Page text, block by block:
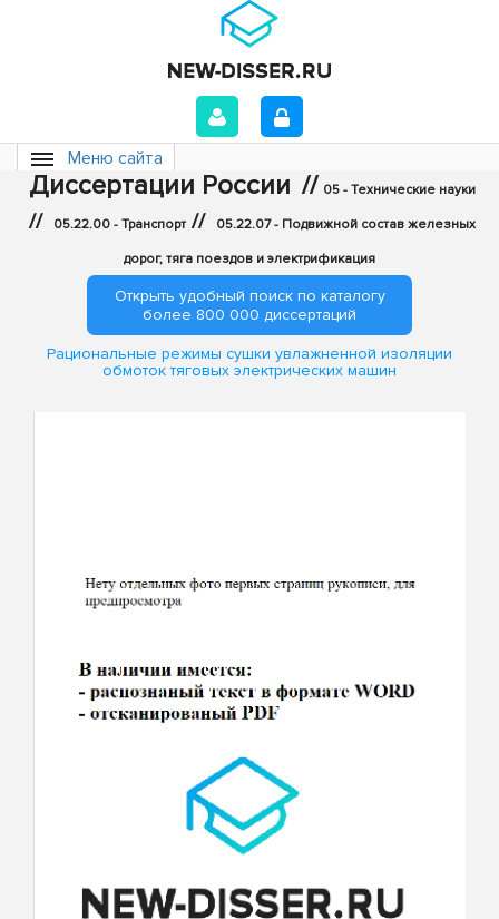
Меню сайта
Диссертации России // 05 - Технические науки
// 05.22.00 - Транспорт // 05.22.07 - Подвижной состав железных
дорог, тяга поездов и электрификация
Открыть удобный поиск по каталогу
более 800 000 диссертаций
Рациональные режимы сушки увлажненной изоляции
обмоток тяговых электрических машин